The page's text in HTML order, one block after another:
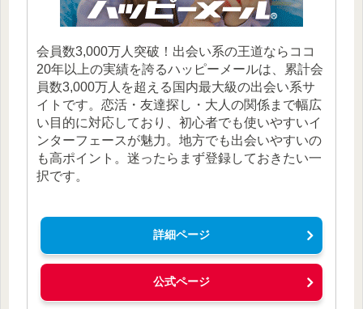
会員数3,000万人突破！出会い系の王道ならココ
20年以上の実績を誇るハッピーメールは、累計会
員数3,000万人を超える国内最大級の出会い系サ
イトです。恋活・友達探し・大人の関係まで幅広
い目的に対応しており、初心者でも使いやすいイ
ンターフェースが魅力。地方でも出会いやすいの
も高ポイント。迷ったらまず登録しておきたい一
択です。
詳細ページ
公式ページ